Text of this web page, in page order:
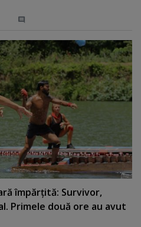
împărţită: Survivor,
Primele două ore au avut